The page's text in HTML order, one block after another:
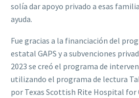
solía dar apoyo privado a esas
ayuda.
Fue gracias a la financiación del
estatal GAPS y a subvenciones
2023 se creó el programa de
utilizando el programa de lectura
por Texas Scottish Rite Hospital for